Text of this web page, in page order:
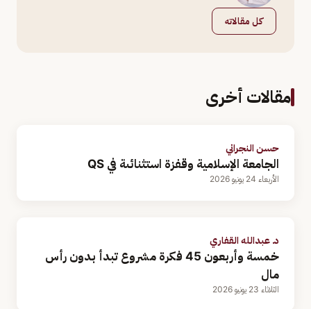
كل مقالاته
مقالات أخرى
حسن النجراني
الجامعة الإسلامية وقفزة استثنائىة في QS
الأربعاء 24 يونيو 2026
د. عبدالله القفاري
خمسة وأربعون 45 فكرة مشروع تبدأ بدون رأس
مال
الثلاثاء 23 يونيو 2026